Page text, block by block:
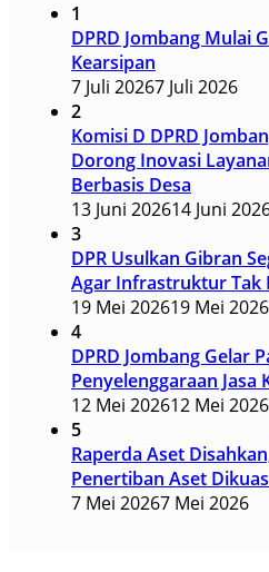
1
DPRD Jombang Mulai
Kearsipan
7 Juli 20267 Juli 2026
2
Komisi D DPRD
Dorong Inovasi
Berbasis Desa
13 Juni 202614 Juni
3
DPR Usulkan Gibran
Agar Infrastruktur Tak
19 Mei 202619 Mei 2026
4
DPRD Jombang Gelar
Penyelenggaraan Jasa
12 Mei 202612 Mei 2026
5
Raperda Aset
Penertiban Aset
7 Mei 20267 Mei 2026